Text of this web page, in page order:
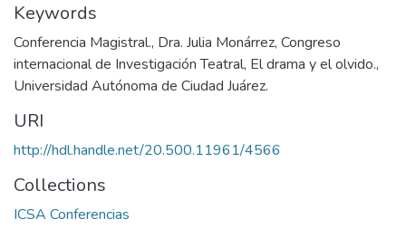
Keywords
Conferencia Magistral., Dra. Julia Monárrez, Congreso
internacional de Investigación Teatral, El drama y el olvido.,
Universidad Autónoma de Ciudad Juárez.
URI
http://hdl.handle.net/20.500.11961/4566
Collections
ICSA Conferencias